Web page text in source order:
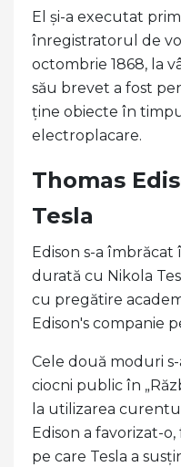
El și-a executat
înregistratorul de
octombrie 1868, la
său brevet a fost
ține obiecte în
electroplacare.
Thomas
Tesla
Edison s-a
durată cu Nikola
cu pregătire
Edison's companie
Cele două moduri
ciocni public în
la utilizarea
Edison a favorizat-
pe care Tesla a